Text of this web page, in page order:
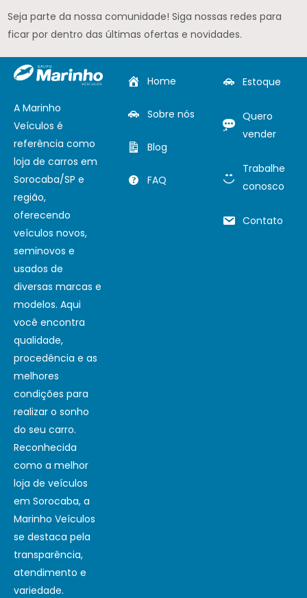
Seja parte da nossa comunidade! Siga nossas redes para
ficar por dentro das últimas ofertas e novidades.
A Marinho
Veículos é
referência como
loja de carros em
Sorocaba/SP e
região,
oferecendo
veículos novos,
seminovos e
usados de
diversas marcas e
modelos. Aqui
você encontra
qualidade,
procedência e as
melhores
condições para
realizar o sonho
do seu carro.
Reconhecida
como a melhor
loja de veículos
em Sorocaba, a
Marinho Veículos
se destaca pela
transparência,
atendimento e
variedade.
Home
Sobre nós
Blog
FAQ
Estoque
Quero
vender
Trabalhe
conosco
Contato